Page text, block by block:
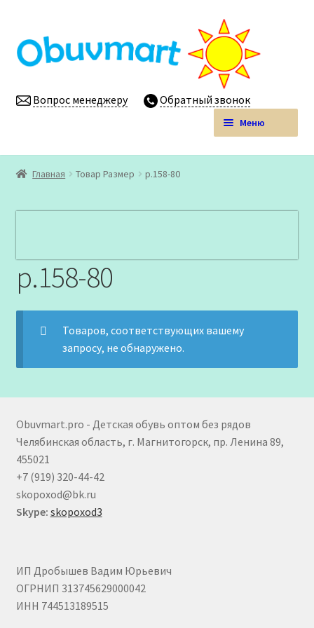
к
навигации
к
содержимому
Вопрос менеджеру Обратный звонок
Меню
Obuvmart.pro | Детская обувь мелким оптом
Главная Товар Размер р.158-80
р.158-80
Товаров, соответствующих вашему
запросу, не обнаружено.
Obuvmart.pro - Детская обувь оптом без рядов
Челябинская область, г. Магнитогорск, пр. Ленина 89,
455021
+7 (919) 320-44-42
skopoxod@bk.ru
Skype: skopoxod3
ИП Дробышев Вадим Юрьевич
ОГРНИП 313745629000042
ИНН 744513189515